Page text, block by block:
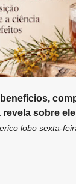
revela sobre ele
lobo sexta-